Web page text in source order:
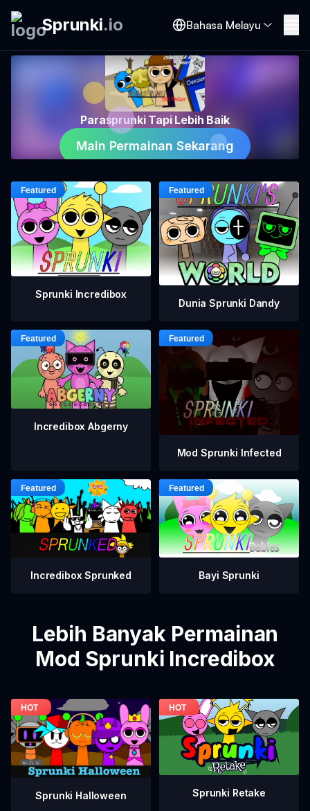
Sprunki.io Bahasa Melayu
Parasprunki Tapi Lebih Baik
Main Permainan Sekarang
Sprunki Incredibox
Dunia Sprunki Dandy
Incredibox Abgerny
Mod Sprunki Infected
Incredibox Sprunked Bayi Sprunki
Lebih Banyak Permainan
Mod Sprunki Incredibox
Sprunki Halloween Sprunki Retake